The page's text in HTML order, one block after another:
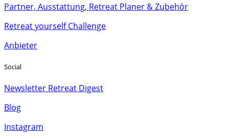
Partner, Ausstattung, Retreat Planer & Zubehör
Retreat yourself Challenge
Anbieter
Social
Newsletter Retreat Digest
Blog
Instagram